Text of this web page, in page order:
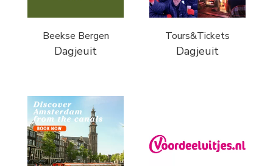
Beekse Bergen
Dagjeuit
Tours&Tickets
Dagjeuit